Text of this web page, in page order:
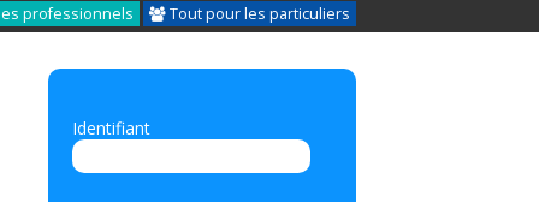
professionnels Tout pour les particuliers
Identifiant